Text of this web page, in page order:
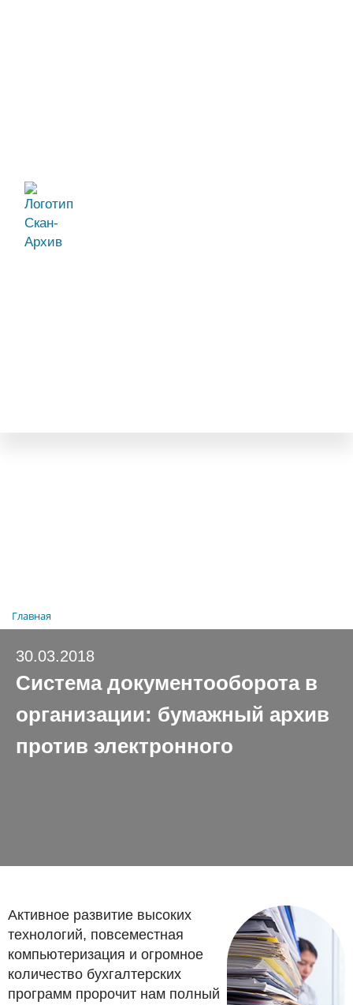
Главная
30.03.2018
Система документооборота в
организации: бумажный архив
против электронного
Активное развитие высоких
технологий, повсеместная
компьютеризация и огромное
количество бухгалтерских
программ пророчит нам полный